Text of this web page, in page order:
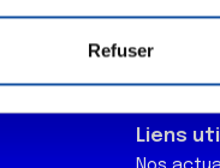
consentement à tout
qui peuvent
de votre utilisation
Refuser
Liens